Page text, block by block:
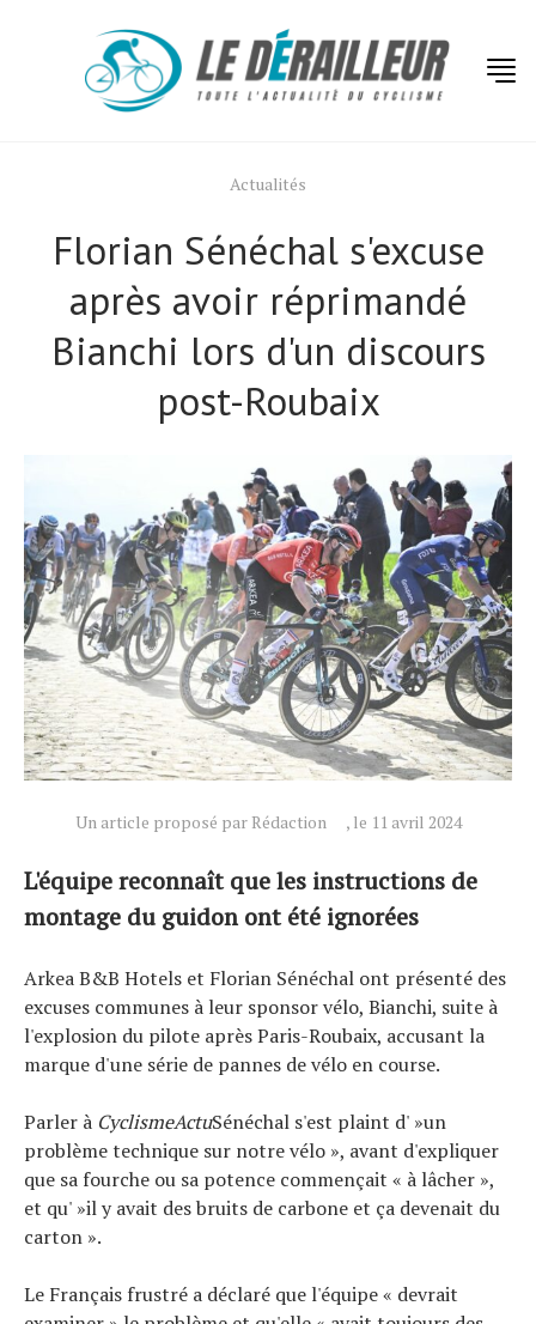
Actualités
Florian Sénéchal s'excuse
après avoir réprimandé
Bianchi lors d'un discours
post-Roubaix
Un article proposé par Rédaction , le 11 avril 2024
L'équipe reconnaît que les instructions de
montage du guidon ont été ignorées
Arkea B&B Hotels et Florian Sénéchal ont présenté des
excuses communes à leur sponsor vélo, Bianchi, suite à
l'explosion du pilote après Paris-Roubaix, accusant la
marque d'une série de pannes de vélo en course.
Parler à CyclismeActuSénéchal s'est plaint d' »un
problème technique sur notre vélo », avant d'expliquer
que sa fourche ou sa potence commençait « à lâcher »,
et qu' »il y avait des bruits de carbone et ça devenait du
carton ».
Le Français frustré a déclaré que l'équipe « devrait
Actualités
Technologies
Tests de produits
Conseils
Tendances
À propos